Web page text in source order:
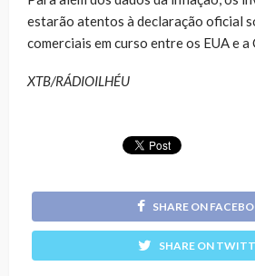
estarão atentos à declaração oficial
comerciais em curso entre os EUA e a
XTB/RÁDIOILHÉU
SHARE ON
SHARE ON